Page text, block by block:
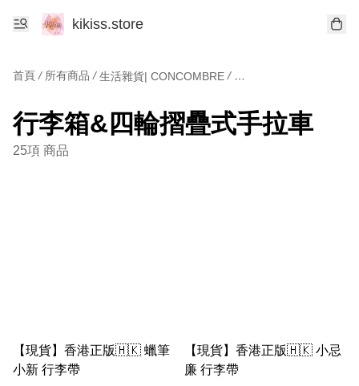
kikiss.store
首頁 / 所有商品 / 生活雜貨| CONCOMBRE / 行李箱&四輪摺疊式手拉
行李箱&四輪摺疊式手拉車
25項 商品
【現貨】香港正版🇭🇰 蠟筆
小新 行李帶
【現貨】香港正版🇭🇰 小忌
廉 行李帶